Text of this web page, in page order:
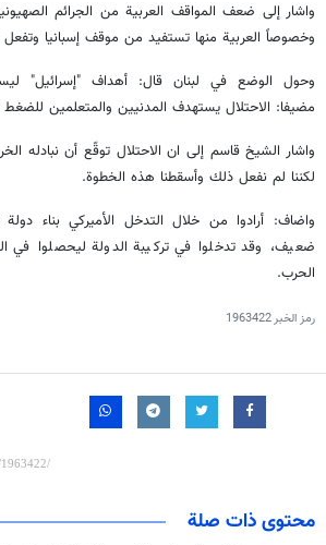
واشار إلى ضعف المواقف العربية من الجرائم
وخصوصاً العربية منها تستفيد من موقف إسبانيا وتفعل
وحول الوضع في لبنان قال: أهداف "إسرائيل"
مضيفا: الاحتلال يستهدف المدنيين والمتعلمين للضغط
واشار الشيخ قاسم إلى ان الاحتلال توقّع أن نبادله
لكننا لم نفعل ذلك وأسقطنا هذه الخطوة.
واضاف: أرادوا من خلال التدخل الأميركي بناء
ضعيف، وقد تدخلوا في تركيبة الدولة ليحصلوا في
الحرب.
رمز الخبر1963422
محتوى ذات صلة